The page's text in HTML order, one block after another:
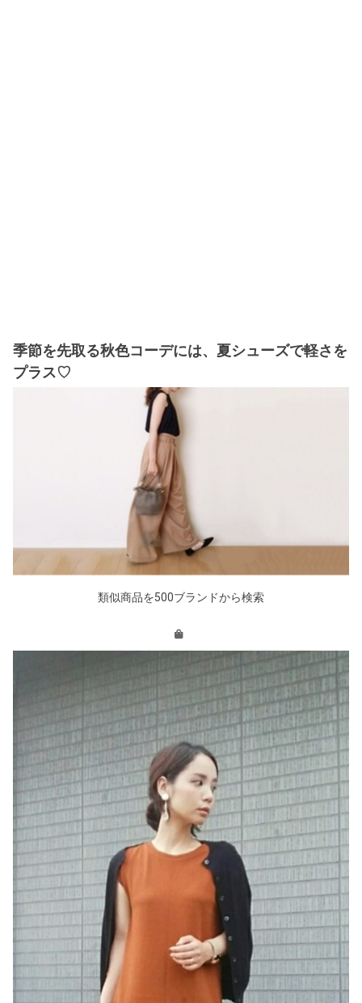
季節を先取る秋色コーデには、夏シューズで軽さを
プラス♡
類似商品を500ブランドから検索